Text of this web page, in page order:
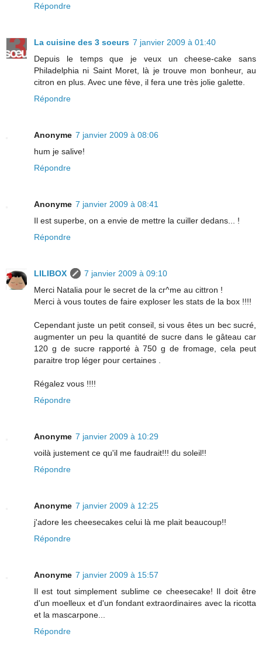
Répondre
La cuisine des 3 soeurs 7 janvier 2009 à 01:40
Depuis le temps que je veux un cheese-cake sans
Philadelphia ni Saint Moret, là je trouve mon bonheur, au
citron en plus. Avec une fève, il fera une très jolie galette.
Répondre
Anonyme 7 janvier 2009 à 08:06
hum je salive!
Répondre
Anonyme 7 janvier 2009 à 08:41
Il est superbe, on a envie de mettre la cuiller dedans... !
Répondre
LILIBOX
7 janvier 2009 à 09:10
Merci Natalia pour le secret de la cr^me au cittron !
Merci à vous toutes de faire exploser les stats de la box !!!!
Cependant juste un petit conseil, si vous êtes un bec sucré,
augmenter un peu la quantité de sucre dans le gâteau car
120 g de sucre rapporté à 750 g de fromage, cela peut
paraitre trop léger pour certaines .
Régalez vous !!!!
Répondre
Anonyme 7 janvier 2009 à 10:29
voilà justement ce qu'il me faudrait!!! du soleil!!
Répondre
Anonyme 7 janvier 2009 à 12:25
j'adore les cheesecakes celui là me plait beaucoup!!
Répondre
Anonyme 7 janvier 2009 à 15:57
Il est tout simplement sublime ce cheesecake! Il doit être
d'un moelleux et d'un fondant extraordinaires avec la ricotta
et la mascarpone...
Répondre